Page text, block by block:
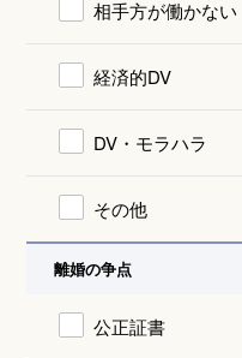
相手方が働かない
経済的DV
DV・モラハラ
その他
離婚の争点
公正証書